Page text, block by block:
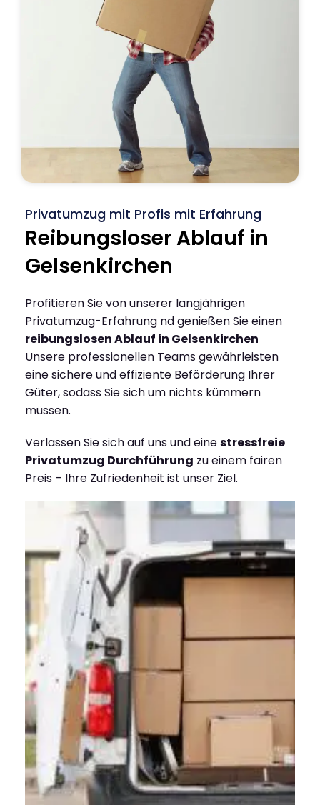
Privatumzug mit Profis mit Erfahrung
Reibungsloser Ablauf in
Gelsenkirchen
Profitieren Sie von unserer langjährigen
Privatumzug-Erfahrung nd genießen Sie einen
reibungslosen Ablauf in Gelsenkirchen
Unsere professionellen Teams gewährleisten
eine sichere und effiziente Beförderung Ihrer
Güter, sodass Sie sich um nichts kümmern
müssen.
Verlassen Sie sich auf uns und einestressfreie
Privatumzug Durchführung zu einem fairen
Preis – Ihre Zufriedenheit ist unser Ziel.